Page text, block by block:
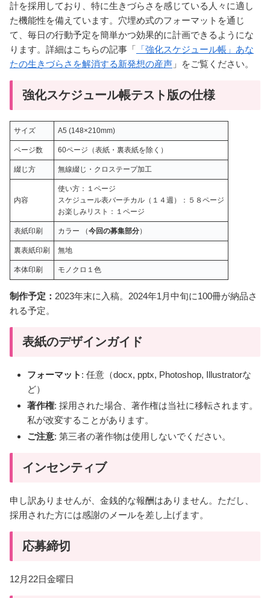
計を採用しており、特に生きづらさを感じている人々に適し
た機能性を備えています。穴埋め式のフォーマットを通じ
て、毎日の行動予定を簡単かつ効果的に計画できるようにな
ります。詳細はこちらの記事「 「強化スケジュール帳」あな
たの生きづらさを解消する新発想の産声 」をご覧ください。
強化スケジュール帳テスト版の仕様
サイズ A5 (148×210mm)
ページ数 60ページ（表紙・裏表紙を除く）
綴じ方 無線綴じ・クロステープ加工
内容
使い方：１ページ
スケジュール表バーチカル（１４週）：５８ページ
お楽しみリスト：１ページ
表紙印刷 カラー （今回の募集部分）
裏表紙印刷 無地
本体印刷 モノクロ１色
制作予定： 2023年末に入稿。2024年1月中旬に100冊が納品さ
れる予定。
表紙のデザインガイド
フォーマット : 任意（docx, pptx, Photoshop, Illustratorな
ど）
著作権: 採用された場合、著作権は当社に移転されます。
私が改変することがあります。
ご注意: 第三者の著作物は使用しないでください。
インセンティブ
申し訳ありませんが、金銭的な報酬はありません。ただし、
採用された方には感謝のメールを差し上げます。
応募締切
12月22日金曜日